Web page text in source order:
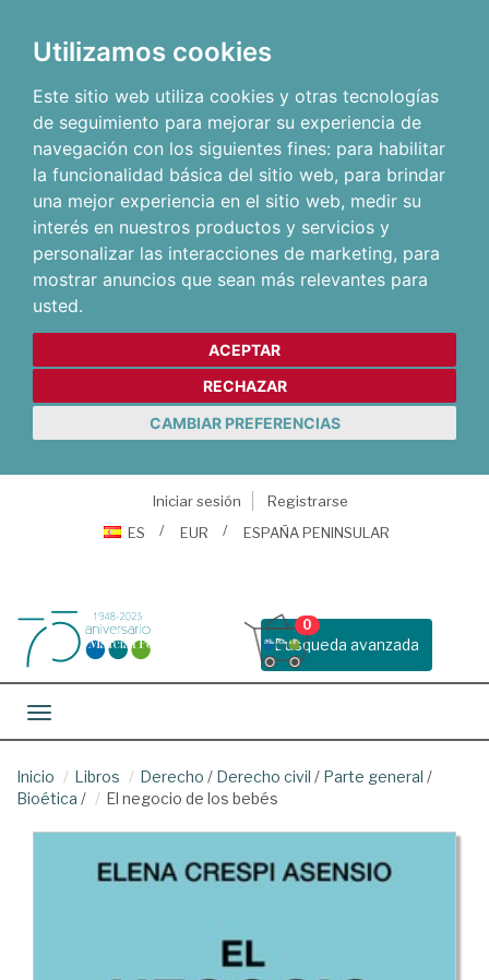
Utilizamos cookies
Este sitio web utiliza cookies y otras tecnologías
de seguimiento para mejorar su experiencia de
navegación con los siguientes fines: para habilitar
la funcionalidad básica del sitio web, para brindar
una mejor experiencia en el sitio web, medir su
interés en nuestros productos y servicios y
personalizar las interacciones de marketing, para
mostrar anuncios que sean más relevantes para
usted.
ACEPTAR
RECHAZAR
CAMBIAR PREFERENCIAS
Iniciar sesión
Registrarse
ES
EUR ESPAÑA PENINSULAR
Busqueda avanzada
0
Toggle navigation
Inicio Libros Derecho / Derecho civil / Parte general /
Bioética / El negocio de los bebés